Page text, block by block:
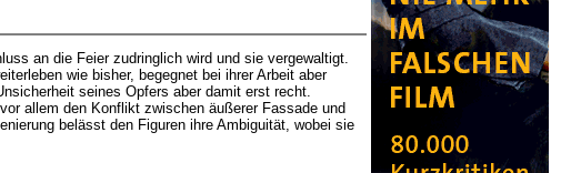
an die Feier zudringlich wird und sie vergewaltigt.
wie bisher, begegnet bei ihrer Arbeit aber
seines Opfers aber damit erst recht.
allem den Konflikt zwischen äußerer Fassade und
belässt den Figuren ihre Ambiguität, wobei sie